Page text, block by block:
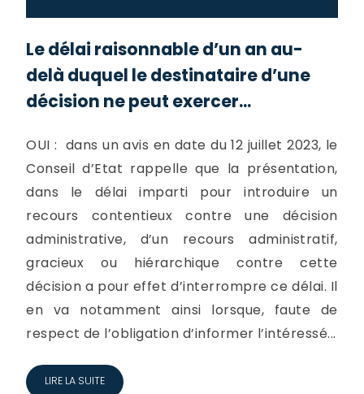
Le délai raisonnable d’un an au-
delà duquel le destinataire d’une
décision ne peut exercer...
OUI : dans un avis en date du 12 juillet 2023, le
Conseil d’Etat rappelle que la présentation,
dans le délai imparti pour introduire un
recours contentieux contre une décision
administrative, d’un recours administratif,
gracieux ou hiérarchique contre cette
décision a pour effet d’interrompre ce délai. Il
en va notamment ainsi lorsque, faute de
respect de l’obligation d’informer l’intéressé...
LIRE LA SUITE